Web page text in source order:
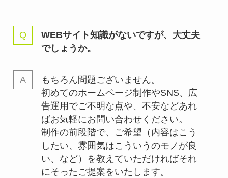
WEBサイト知識がないですが、大丈夫
でしょうか。
もちろん問題ございません。
初めてのホームページ制作やSNS、広
告運用でご不明な点や、不安などあれ
ばお気軽にお問い合わせください。
制作の前段階で、ご希望（内容はこう
したい、雰囲気はこういうのモノが良
い、など）を教えていただければそれ
にそったご提案をいたします。